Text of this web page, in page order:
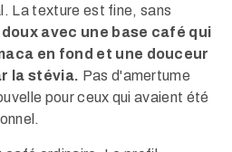
La texture est fine, sans
avec une base café qui
en fond et une douceur
la stévia. Pas d'amertume
pour ceux qui avaient été